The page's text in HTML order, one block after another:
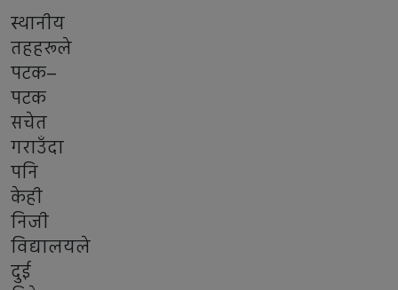
स्थानीय
तहहरूले
पटक–
पटक
सचेत
गराउँदा
पनि
केही
निजी
विद्यालयले
दुई